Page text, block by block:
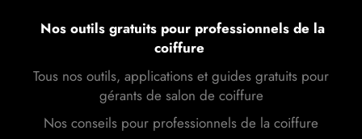
Nos outils gratuits pour professionnels de la
coiffure
Tous nos outils, applications et guides gratuits pour
gérants de salon de coiffure
Nos conseils pour professionnels de la coiffure